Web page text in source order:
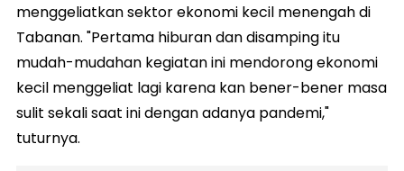
menggeliatkan sektor ekonomi kecil menengah di
Tabanan. "Pertama hiburan dan disamping itu
mudah-mudahan kegiatan ini mendorong ekonomi
kecil menggeliat lagi karena kan bener-bener masa
sulit sekali saat ini dengan adanya pandemi,"
tuturnya.